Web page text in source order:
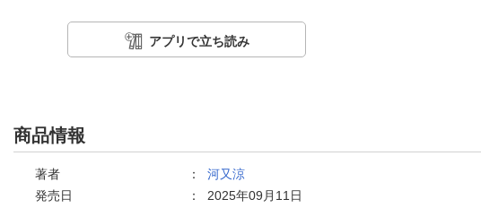
アプリで立ち読み
商品情報
著者 ： 河又涼
発売日
： 2025年09月11日